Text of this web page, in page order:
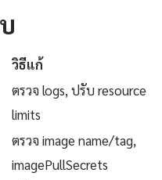
วิธีแก้
ตรวจ logs, ปรับ resource
limits
ตรวจ image name/tag,
imagePullSecrets